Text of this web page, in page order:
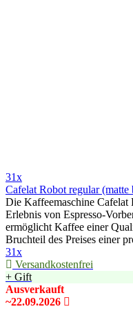
31x
Cafelat Robot regular (matte
Die Kaffeemaschine Cafelat
Erlebnis von Espresso-
ermöglicht Kaffee einer
Bruchteil des Preises einer
31x
Versandkostenfrei
+ Gift
Ausverkauft
~22.09.2026